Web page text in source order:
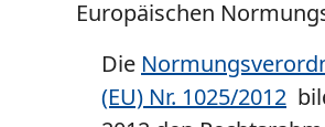
Europäischen
Die
(EU) Nr. 1025/2012